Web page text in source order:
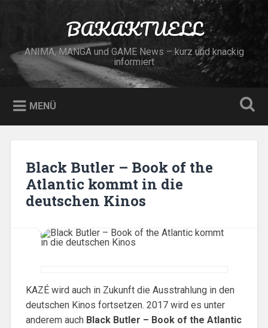
BAKAKTUELL
ANIMA, MANGA und GAME News – kurz und knackig
informiert
MENÜ
Black Butler – Book of the
Atlantic kommt in die
deutschen Kinos
KAZÉ wird auch in Zukunft die Ausstrahlung in den
deutschen Kinos fortsetzen. 2017 wird es unter
anderem auch Black Butler – Book of the Atlantic